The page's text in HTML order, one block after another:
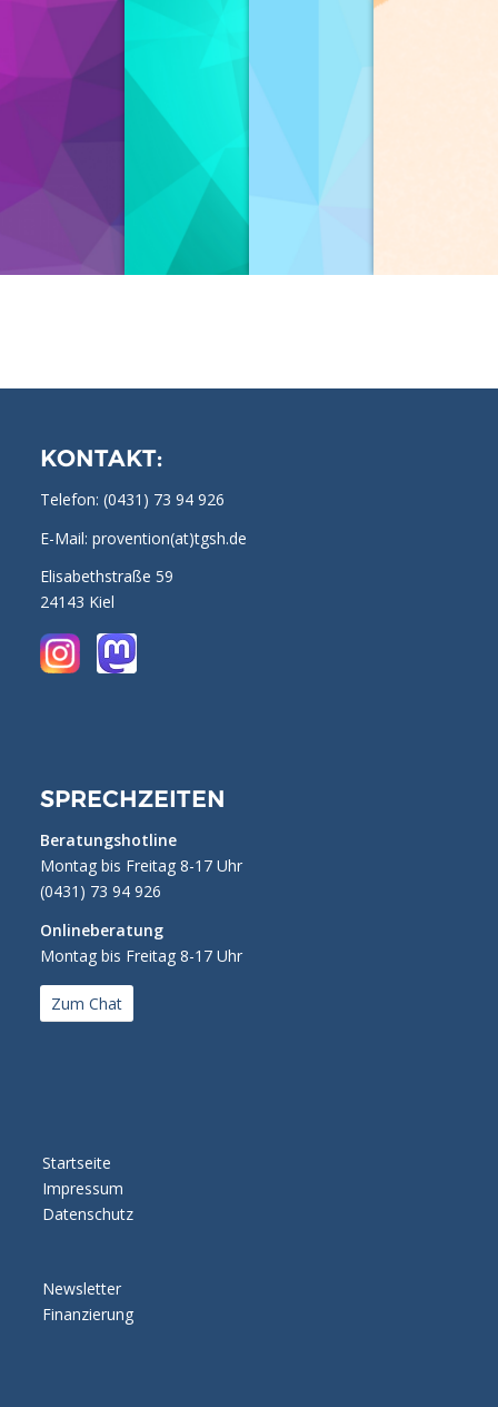
KONTAKT:
Telefon: (0431) 73 94 926
E-Mail: provention(at)tgsh.de
Elisabethstraße 59
24143 Kiel
SPRECHZEITEN
Beratungshotline
Montag bis Freitag 8-17 Uhr
(0431) 73 94 926
Onlineberatung
Montag bis Freitag 8-17 Uhr
Zum Chat
Startseite
Impressum
Datenschutz
Newsletter
Finanzierung